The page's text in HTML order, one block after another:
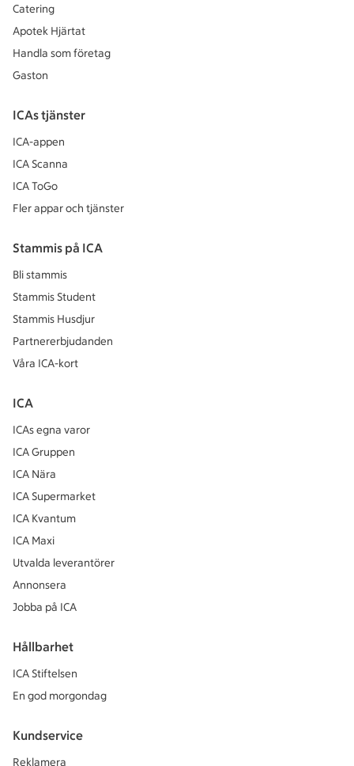
Catering
Apotek Hjärtat
Handla som företag
Gaston
ICAs tjänster
ICA-appen
ICA Scanna
ICA ToGo
Fler appar och tjänster
Stammis på ICA
Bli stammis
Stammis Student
Stammis Husdjur
Partnererbjudanden
Våra ICA-kort
ICA
ICAs egna varor
ICA Gruppen
ICA Nära
ICA Supermarket
ICA Kvantum
ICA Maxi
Utvalda leverantörer
Annonsera
Jobba på ICA
Hållbarhet
ICA Stiftelsen
En god morgondag
Kundservice
Reklamera